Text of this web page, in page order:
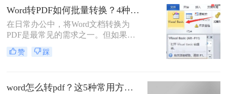
后格式错乱，还得手动调整，太折腾
了！”尤其对于职场办公人群和自媒
体创作者而言，Word转PDF的需求高
频且关键：报告提交、合同归档、内
容分发……任何格式失误都可能导致
专业形象受损。
Word转PDF如何批量转换？4种高效方法详解！
在日常办公中，将Word文档转换为
PDF是最常见的需求之一。但如果你
手头有几十个甚至上百个Word文件需
要逐一转换，手动操作无疑会消耗大
高效方法，涵盖办公软件自带功能、
赞 踩
word怎么转pdf？这5种常用方法了解一下！